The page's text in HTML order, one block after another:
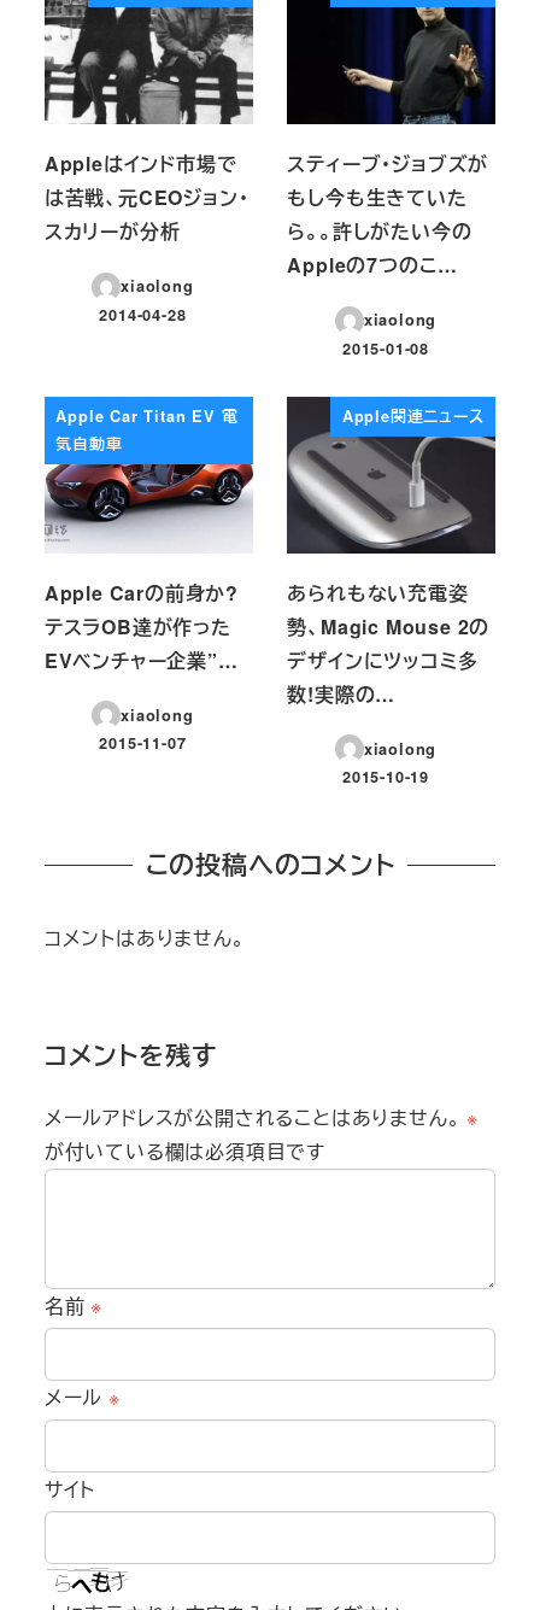
Appleはインド市場で
は苦戦、元CEOジョン・
スカリーが分析
xiaolong
投稿日
2014-04-28
スティーブ・ジョブズが
もし今も生きていた
ら。。許しがたい今の
Appleの7つのこ…
xiaolong
投稿日
2015-01-08
Apple Car Titan EV 電
気自動車
Apple Carの前身か?
テスラOB達が作った
EVベンチャー企業”…
xiaolong
投稿日
2015-11-07
Apple関連ニュース
あられもない充電姿
勢、Magic Mouse 2の
デザインにツッコミ多
数!実際の…
xiaolong
投稿日
2015-10-19
この投稿へのコメント
コメントはありません。
コメントを残す
メールアドレスが公開されることはありません。 ※
が付いている欄は必須項目です
名前※
メール ※
サイト